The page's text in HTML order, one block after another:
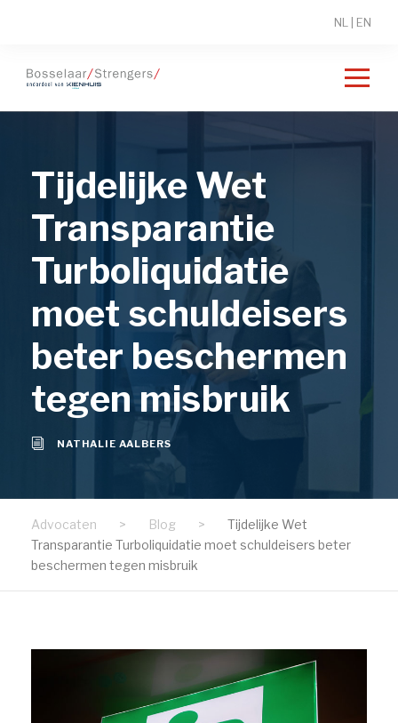
NL EN
Tijdelijke Wet
Transparantie
Turboliquidatie
moet schuldeisers
beter beschermen
tegen misbruik
NATHALIE AALBERS
Advocaten > Blog >
Tijdelijke Wet
Transparantie Turboliquidatie moet schuldeisers beter
beschermen tegen misbruik